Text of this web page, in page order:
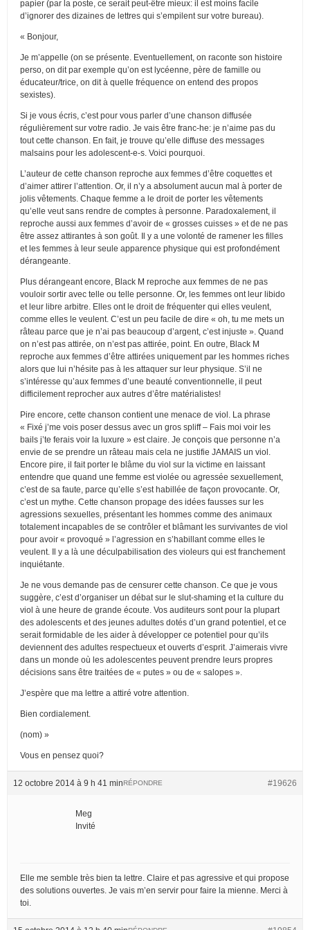
papier (par la poste, ce serait peut-être mieux: il est moins facile
d’ignorer des dizaines de lettres qui s’empilent sur votre bureau).
« Bonjour,
Je m’appelle (on se présente. Eventuellement, on raconte son histoire
perso, on dit par exemple qu’on est lycéenne, père de famille ou
éducateur/trice, on dit à quelle fréquence on entend des propos
sexistes).
Si je vous écris, c’est pour vous parler d’une chanson diffusée
régulièrement sur votre radio. Je vais être franc-he: je n’aime pas du
tout cette chanson. En fait, je trouve qu’elle diffuse des messages
malsains pour les adolescent-e-s. Voici pourquoi.
L’auteur de cette chanson reproche aux femmes d’être coquettes et
d’aimer attirer l’attention. Or, il n’y a absolument aucun mal à porter de
jolis vêtements. Chaque femme a le droit de porter les vêtements
qu’elle veut sans rendre de comptes à personne. Paradoxalement, il
reproche aussi aux femmes d’avoir de « grosses cuisses » et de ne pas
être assez attirantes à son goût. Il y a une volonté de ramener les filles
et les femmes à leur seule apparence physique qui est profondément
dérangeante.
Plus dérangeant encore, Black M reproche aux femmes de ne pas
vouloir sortir avec telle ou telle personne. Or, les femmes ont leur libido
et leur libre arbitre. Elles ont le droit de fréquenter qui elles veulent,
comme elles le veulent. C’est un peu facile de dire « oh, tu me mets un
râteau parce que je n’ai pas beaucoup d’argent, c’est injuste ». Quand
on n’est pas attirée, on n’est pas attirée, point. En outre, Black M
reproche aux femmes d’être attirées uniquement par les hommes riches
alors que lui n’hésite pas à les attaquer sur leur physique. S’il ne
s’intéresse qu’aux femmes d’une beauté conventionnelle, il peut
difficilement reprocher aux autres d’être matérialistes!
Pire encore, cette chanson contient une menace de viol. La phrase
« Fixé j’me vois poser dessus avec un gros spliff – Fais moi voir les
bails j’te ferais voir la luxure » est claire. Je conçois que personne n’a
envie de se prendre un râteau mais cela ne justifie JAMAIS un viol.
Encore pire, il fait porter le blâme du viol sur la victime en laissant
entendre que quand une femme est violée ou agressée sexuellement,
c’est de sa faute, parce qu’elle s’est habillée de façon provocante. Or,
c’est un mythe. Cette chanson propage des idées fausses sur les
agressions sexuelles, présentant les hommes comme des animaux
totalement incapables de se contrôler et blâmant les survivantes de viol
pour avoir « provoqué » l’agression en s’habillant comme elles le
veulent. Il y a là une déculpabilisation des violeurs qui est franchement
inquiétante.
Je ne vous demande pas de censurer cette chanson. Ce que je vous
suggère, c’est d’organiser un débat sur le slut-shaming et la culture du
viol à une heure de grande écoute. Vos auditeurs sont pour la plupart
des adolescents et des jeunes adultes dotés d’un grand potentiel, et ce
serait formidable de les aider à développer ce potentiel pour qu’ils
deviennent des adultes respectueux et ouverts d’esprit. J’aimerais vivre
dans un monde où les adolescentes peuvent prendre leurs propres
décisions sans être traitées de « putes » ou de « salopes ».
J’espère que ma lettre a attiré votre attention.
Bien cordialement.
(nom) »
Vous en pensez quoi?
12 octobre 2014 à 9 h 41 min #19626
RÉPONDRE
Meg
Invité
Elle me semble très bien ta lettre. Claire et pas agressive et qui propose
des solutions ouvertes. Je vais m’en servir pour faire la mienne. Merci à
toi.